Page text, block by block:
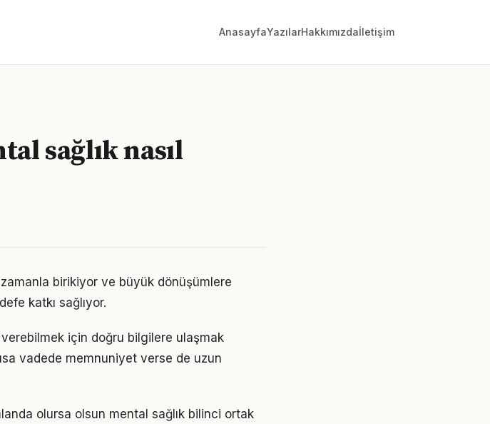
AnasayfaYazılarHakkımızdaİletişim
sağlık nasıl
birikiyor ve büyük dönüşümlere
katkı sağlıyor.
için doğru bilgilere ulaşmak
vadede memnuniyet verse de uzun
olursa olsun mental sağlık bilinci ortak